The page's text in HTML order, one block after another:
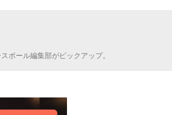
ボール編集部がピックアップ。